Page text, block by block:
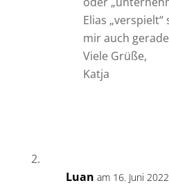
Elias
mir auch
Viele Grüße,
Katja
Luan am 16. Juni